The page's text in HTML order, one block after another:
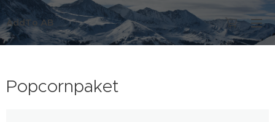
AddTo AB
Popcornpaket